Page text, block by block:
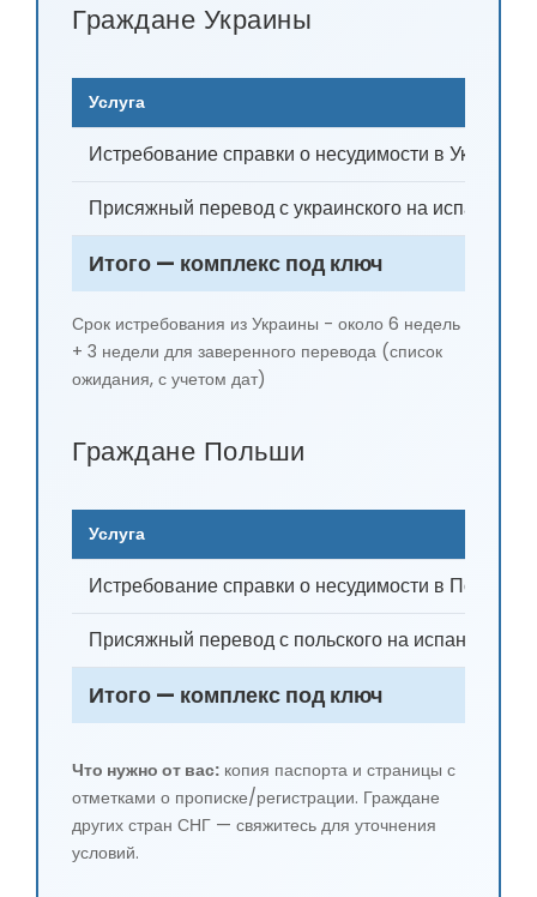
Граждане Украины
Услуга
Истребование справки о несудимости в Украине
Присяжный перевод с украинского на испанский
Итого — комплекс под ключ
Срок истребования из Украины - около 6 недель
+ 3 недели для заверенного перевода (список
ожидания, с учетом дат)
Граждане Польши
Услуга
Истребование справки о несудимости в Польше
Присяжный перевод с польского на испанский
Итого — комплекс под ключ
Что нужно от вас: копия паспорта и страницы с
отметками о прописке/регистрации. Граждане
других стран СНГ — свяжитесь для уточнения
условий.